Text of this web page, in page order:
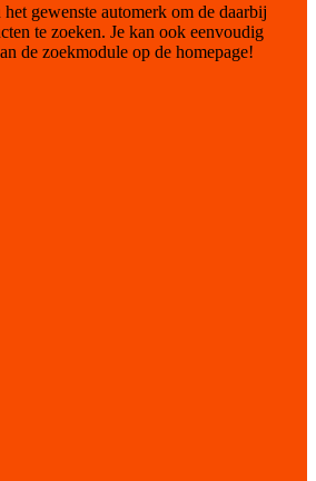
gewenste automerk om de daarbij
te zoeken. Je kan ook eenvoudig
de zoekmodule op de homepage!